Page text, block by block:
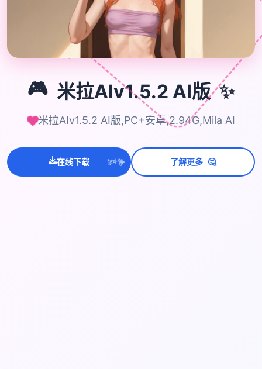
🎮
🎮 米拉AIv1.5.2 AI版 ✨
米拉AIv1.5.2 AI版,PC+安卓,2.94G,Mila AI
在线下载 ✨
⭐💫 了解更多 🤔